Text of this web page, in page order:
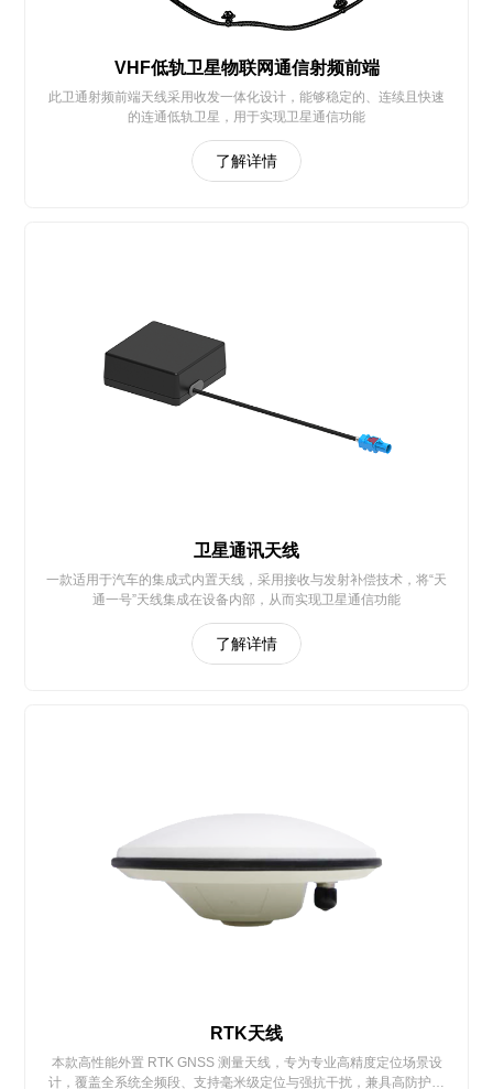
VHF低轨卫星物联网通信射频前端
此卫通射频前端天线采用收发一体化设计，能够稳定的、连续且快速
的连通低轨卫星，用于实现卫星通信功能
了解详情
卫星通讯天线
一款适用于汽车的集成式内置天线，采用接收与发射补偿技术，将“天
通一号”天线集成在设备内部，从而实现卫星通信功能
了解详情
RTK天线
本款高性能外置 RTK GNSS 测量天线，专为专业高精度定位场景设
计，覆盖全系统全频段、支持毫米级定位与强抗干扰，兼具高防护与